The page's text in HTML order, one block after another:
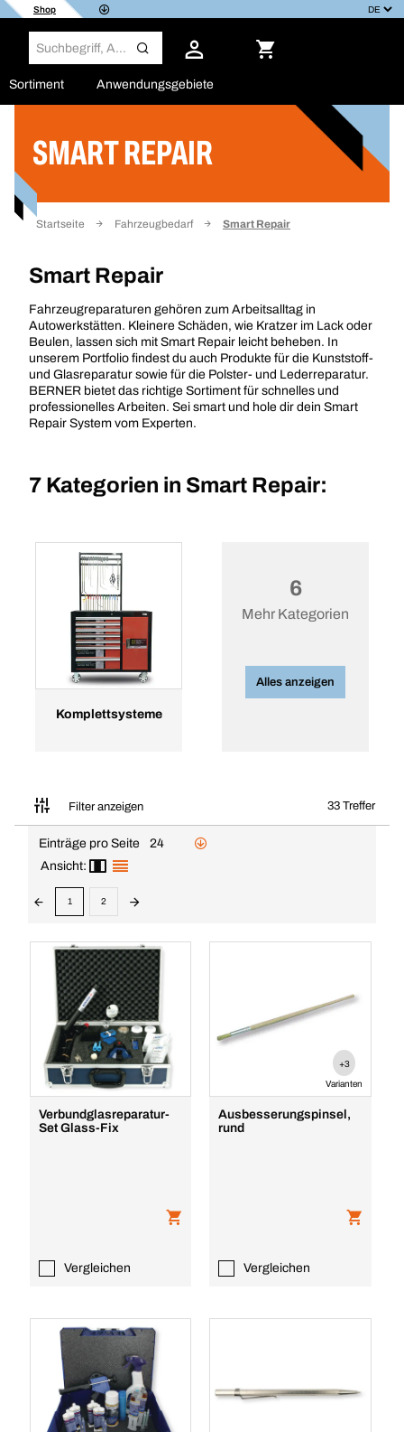
Shop
Sortiment Anwendungsgebiete
SMART REPAIR
Startseite Fahrzeugbedarf Smart Repair
Smart Repair
Fahrzeugreparaturen gehören zum Arbeitsalltag in
Autowerkstätten. Kleinere Schäden, wie Kratzer im Lack oder
Beulen, lassen sich mit Smart Repair leicht beheben. In
unserem Portfolio findest du auch Produkte für die Kunststoff-
und Glasreparatur sowie für die Polster- und Lederreparatur.
BERNER bietet das richtige Sortiment für schnelles und
professionelles Arbeiten. Sei smart und hole dir dein Smart
Repair System vom Experten.
7 Kategorien in Smart Repair:
Komplettsysteme
6
Mehr Kategorien
Alles anzeigen
Filter anzeigen 33 Treffer
Filter
Einträge pro Seite
24
Ansicht:
1 2
Verbundglasreparatur-
Set Glass-Fix
Vergleichen
+3
Varianten
Ausbesserungspinsel,
rund
Vergleichen